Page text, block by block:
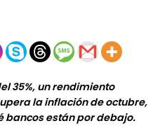
35%, un rendimiento
la inflación de octubre,
bancos están por debajo.